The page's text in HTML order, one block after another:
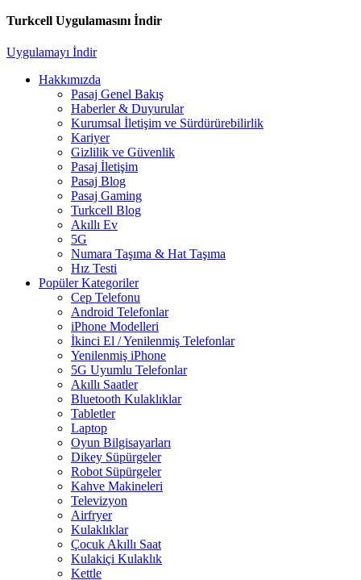
Turkcell Uygulamasını İndir
Uygulamayı İndir
Hakkımızda
Pasaj Genel Bakış
Haberler & Duyurular
Kurumsal İletişim ve Sürdürürebilirlik
Kariyer
Gizlilik ve Güvenlik
Pasaj İletişim
Pasaj Blog
Pasaj Gaming
Turkcell Blog
Akıllı Ev
5G
Numara Taşıma & Hat Taşıma
Hız Testi
Popüler Kategoriler
Cep Telefonu
Android Telefonlar
iPhone Modelleri
İkinci El / Yenilenmiş Telefonlar
Yenilenmiş iPhone
5G Uyumlu Telefonlar
Akıllı Saatler
Bluetooth Kulaklıklar
Tabletler
Laptop
Oyun Bilgisayarları
Dikey Süpürgeler
Robot Süpürgeler
Kahve Makineleri
Televizyon
Airfryer
Kulaklıklar
Çocuk Akıllı Saat
Kulakiçi Kulaklık
Kettle